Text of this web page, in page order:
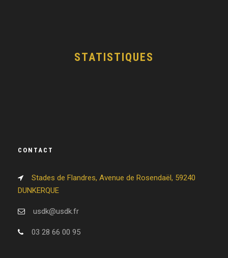
STATISTIQUES
CONTACT
Stades de Flandres, Avenue de Rosendaël, 59240
DUNKERQUE
usdk@usdk.fr
03 28 66 00 95